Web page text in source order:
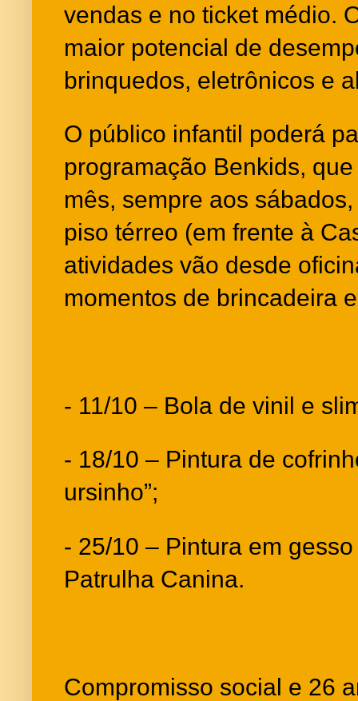
vendas e no ticket médio.
maior potencial de
brinquedos, eletrônicos e
O público infantil poderá
programação Benkids,
mês, sempre aos
piso térreo (em frente à
atividades vão desde
momentos de brincadeira
- 11/10 – Bola de vinil e
- 18/10 – Pintura de
ursinho”;
- 25/10 – Pintura em
Patrulha Canina.
Compromisso social e 26